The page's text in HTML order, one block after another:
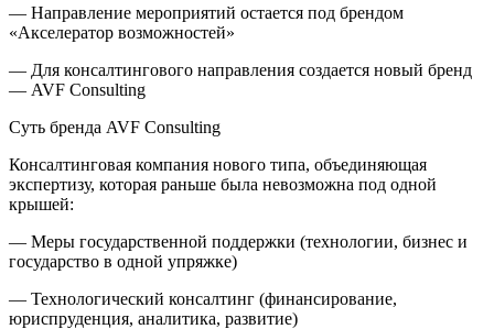
— Направление мероприятий остается под брендом
«Акселератор возможностей»
— Для консалтингового направления создается новый бренд
— AVF Consulting
Суть бренда AVF Consulting
Консалтинговая компания нового типа, объединяющая
экспертизу, которая раньше была невозможна под одной
крышей:
— Меры государственной поддержки (технологии, бизнес и
государство в одной упряжке)
— Технологический консалтинг (финансирование,
юриспруденция, аналитика, развитие)